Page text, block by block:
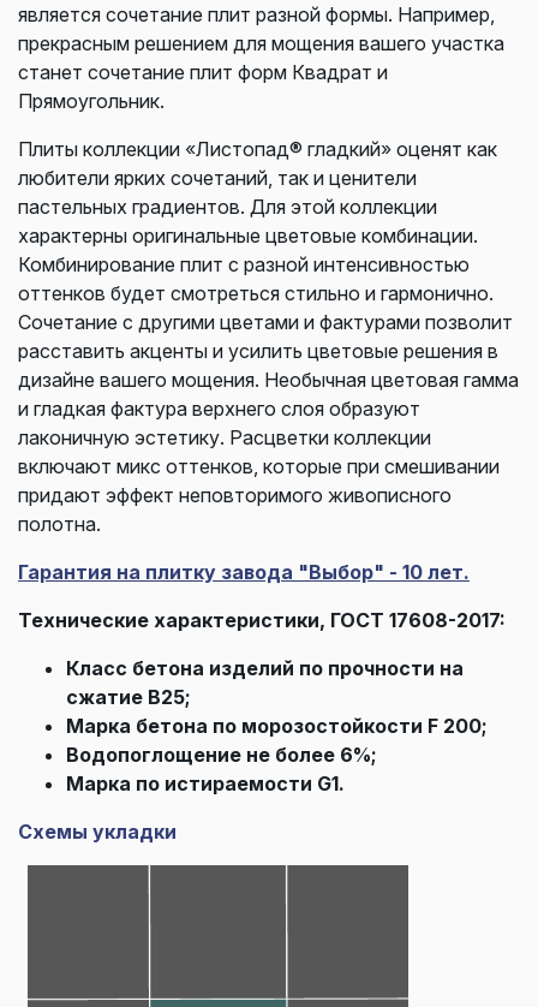
является сочетание плит разной формы. Например,
прекрасным решением для мощения вашего участка
станет сочетание плит форм Квадрат и
Прямоугольник.
Плиты коллекции «Листопад® гладкий» оценят как
любители ярких сочетаний, так и ценители
пастельных градиентов. Для этой коллекции
характерны оригинальные цветовые комбинации.
Комбинирование плит с разной интенсивностью
оттенков будет смотреться стильно и гармонично.
Сочетание с другими цветами и фактурами позволит
расставить акценты и усилить цветовые решения в
дизайне вашего мощения. Необычная цветовая гамма
и гладкая фактура верхнего слоя образуют
лаконичную эстетику. Расцветки коллекции
включают микс оттенков, которые при смешивании
придают эффект неповторимого живописного
полотна.
Гарантия на плитку завода "Выбор" - 10 лет.
Технические характеристики, ГОСТ 17608-2017:
Класс бетона изделий по прочности на
сжатие В25;
Марка бетона по морозостойкости F 200;
Водопоглощение не более 6%;
Марка по истираемости G1.
Схемы укладки